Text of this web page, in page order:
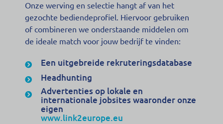
Onze werving en selectie hangt af van het
gezochte bediendeprofiel. Hiervoor gebruiken
of combineren we onderstaande middelen om
de ideale match voor jouw bedrijf te vinden:
Een uitgebreide rekruteringsdatabase
Headhunting
Advertenties op lokale en
internationale jobsites waaronder onze
eigen
www.link2europe.eu